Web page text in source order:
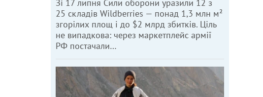
Зі 17 липня Сили оборони уразили 12 з
25 складів Wildberries — понад 1,3 млн м²
згорілих площ і до $2 млрд збитків. Ціль
не випадкова: через маркетплейс армії
РФ постачали…